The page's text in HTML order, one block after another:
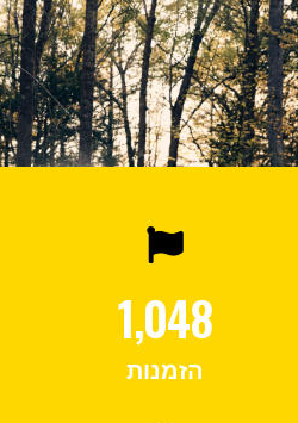
1,048
הזמנות